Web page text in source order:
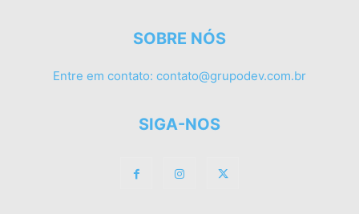
SOBRE NÓS
Entre em contato: contato@grupodev.com.br
SIGA-NOS